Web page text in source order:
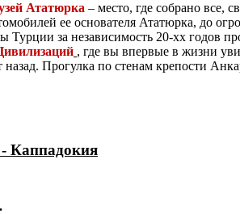
Ататюрка – место, где собрано все,
ее основателя Ататюрка, до
за независимость 20-хх годов
, где вы впервые в жизни
Прогулка по стенам крепости
Каппадокия